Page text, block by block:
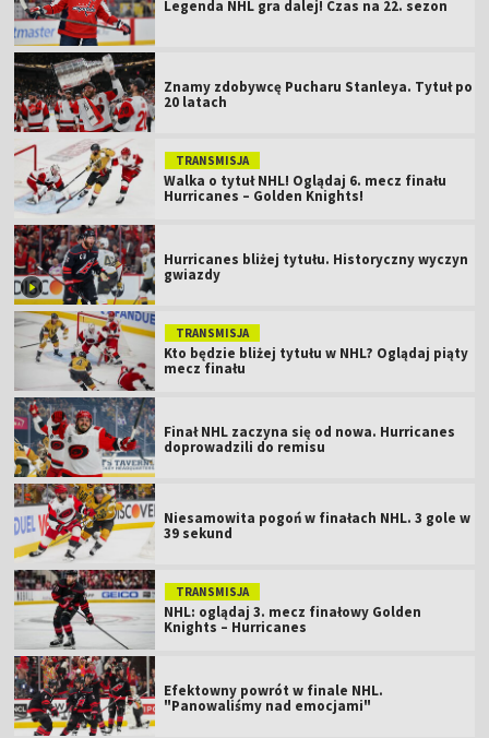
Legenda NHL gra dalej! Czas na 22. sezon
Znamy zdobywcę Pucharu Stanleya. Tytuł po
20 latach
TRANSMISJA
Walka o tytuł NHL! Oglądaj 6. mecz finału
Hurricanes – Golden Knights!
Hurricanes bliżej tytułu. Historyczny wyczyn
gwiazdy
TRANSMISJA
Kto będzie bliżej tytułu w NHL? Oglądaj piąty
mecz finału
Finał NHL zaczyna się od nowa. Hurricanes
doprowadzili do remisu
Niesamowita pogoń w finałach NHL. 3 gole w
39 sekund
TRANSMISJA
NHL: oglądaj 3. mecz finałowy Golden
Knights – Hurricanes
Efektowny powrót w finale NHL.
"Panowaliśmy nad emocjami"